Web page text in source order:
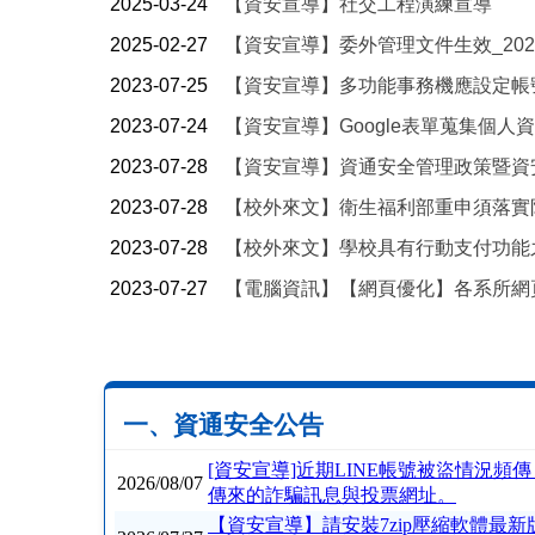
2025-03-24
【資安宣導】社交工程演練宣導
2025-02-27
【資安宣導】委外管理文件生效
2023-07-25
【資安宣導】多功能事務機應設定
2023-07-24
【資安宣導】Google表單蒐集個人
2023-07-28
【資安宣導】資通安全管理政策暨
2023-07-28
【校外來文】衛生福利部重申須落
2023-07-28
【校外來文】學校具有行動支付功
2023-07-27
【電腦資訊】【網頁優化】各系所
一、資通安全公告